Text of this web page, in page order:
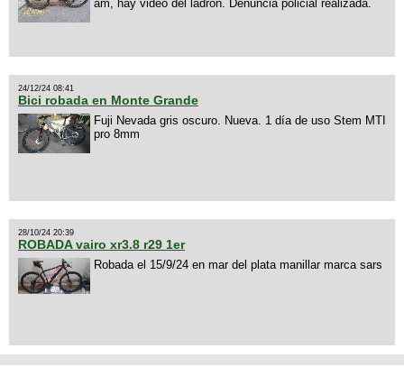
am, hay video del ladrón. Denuncia policial realizada.
24/12/24 08:41
Bici robada en Monte Grande
Fuji Nevada gris oscuro. Nueva. 1 día de uso Stem MTI
pro 8mm
28/10/24 20:39
ROBADA vairo xr3.8 r29 1er
Robada el 15/9/24 en mar del plata manillar marca sars